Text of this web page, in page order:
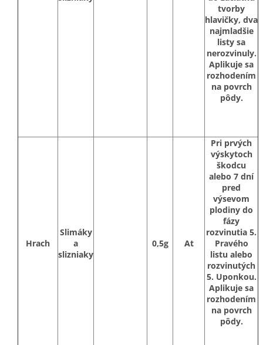
tvorby
hlavičky, dva
najmladšie
listy sa
nerozvinuly.
Aplikuje sa
rozhodením
na povrch
pôdy.
Hrach
Slimáky
a
slizniaky
0,5g At
Pri prvých
výskytoch
škodcu
alebo 7 dní
pred
výsevom
plodiny do
fázy
rozvinutia 5.
Pravého
listu alebo
rozvinutých
5. Uponkou.
Aplikuje sa
rozhodením
na povrch
pôdy.